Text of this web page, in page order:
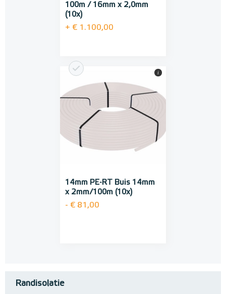
100m / 16mm x 2,0mm
(10x)
+ € 1.100,00
14mm PE-RT Buis 14mm
x 2mm/100m (10x)
- € 81,00
i
Randisolatie